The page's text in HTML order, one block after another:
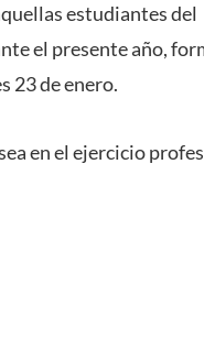
estudiantes del
el presente año,
23 de enero.
en el ejercicio